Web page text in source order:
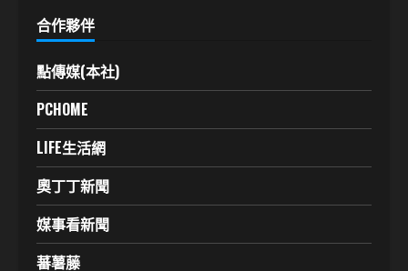
合作夥伴
點傳媒(本社)
PCHOME
LIFE生活網
奧丁丁新聞
媒事看新聞
蕃薯藤